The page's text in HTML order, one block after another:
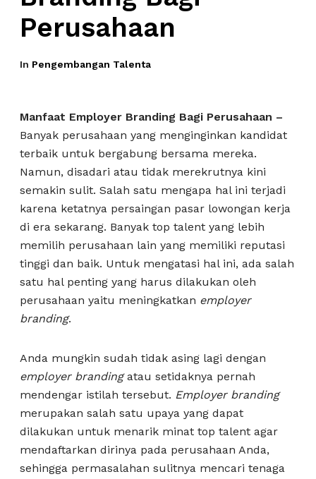
Perusahaan
In Pengembangan Talenta
Manfaat Employer Branding Bagi Perusahaan –
Banyak perusahaan yang menginginkan kandidat
terbaik untuk bergabung bersama mereka.
Namun, disadari atau tidak merekrutnya kini
semakin sulit. Salah satu mengapa hal ini terjadi
karena ketatnya persaingan pasar lowongan kerja
di era sekarang. Banyak top talent yang lebih
memilih perusahaan lain yang memiliki reputasi
tinggi dan baik. Untuk mengatasi hal ini, ada salah
satu hal penting yang harus dilakukan oleh
perusahaan yaitu meningkatkan employer
branding.
Anda mungkin sudah tidak asing lagi dengan
employer brandingatau setidaknya pernah
mendengar istilah tersebut. Employer branding
merupakan salah satu upaya yang dapat
dilakukan untuk menarik minat top talent agar
mendaftarkan dirinya pada perusahaan Anda,
sehingga permasalahan sulitnya mencari tenaga